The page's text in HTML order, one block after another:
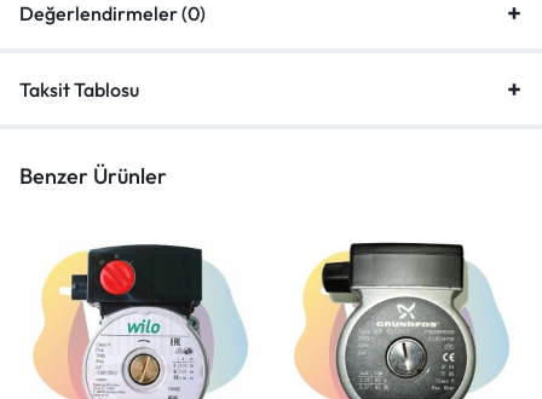
Değerlendirmeler (0)
Taksit Tablosu
Benzer Ürünler